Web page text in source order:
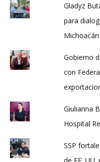
Gladyz
para
Michoacán
Gobierno
con
Giulianna
Hospital
SSP